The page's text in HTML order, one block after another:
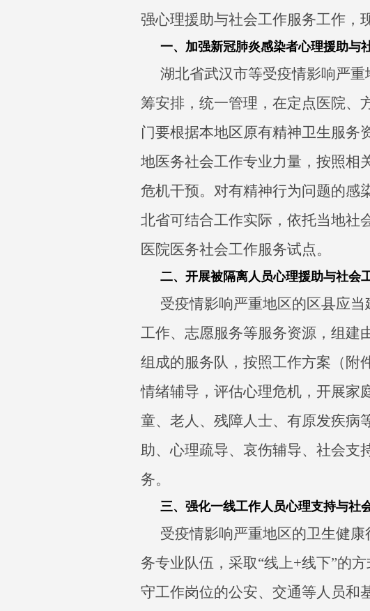
强心理援助与社会工作服务工作，
一、加强新冠肺炎感染者心理援助与
湖北省武汉市等受疫情影响严
筹安排，统一管理，在定点医院、
门要根据本地区原有精神卫生服务
地医务社会工作专业力量，按照相
危机干预。对有精神行为问题的感
北省可结合工作实际，依托当地社
医院医务社会工作服务试点。
二、开展被隔离人员心理援助与社会
受疫情影响严重地区的区县应
工作、志愿服务等服务资源，组建
组成的服务队，按照工作方案（附
情绪辅导，评估心理危机，开展家
童、老人、残障人士、有原发疾病
助、心理疏导、哀伤辅导、社会支
务。
三、强化一线工作人员心理支持与社
受疫情影响严重地区的卫生健
务专业队伍，采取“线上+线下”的
守工作岗位的公安、交通等人员和